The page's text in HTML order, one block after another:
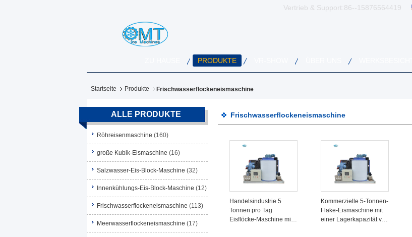
Vertrieb & Support: 86--15876564419
PRODUKTE
Startseite Produkte Frischwasserflockeneismaschine
ALLE PRODUKTE
Röhreisenmaschine (160)
große Kubik-Eismaschine (16)
Salzwasser-Eis-Block-Maschine (32)
Innenkühlungs-Eis-Block-Maschine (12)
Frischwasserflockeneismaschine (113)
Meerwasserflockeneismaschine (17)
Frischwasserflockeneismaschine
Handelsindustrie 5
Tonnen pro Tag
Eisflöcke-Maschine mit
Kommerzielle 5-Tonnen-
Flake-Eismaschine mit
einer Lagerkapazität von